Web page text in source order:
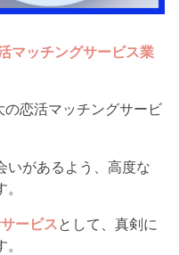
マッチングサービス業
の恋活マッチングサービ
いがあるよう、高度な
ービス として、真剣に